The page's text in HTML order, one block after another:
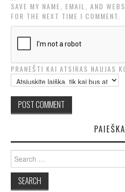
SAVE MY NAME, EMAIL, AND
FOR THE NEXT TIME I COMMENT.
PRANEŠTI KAI ATSIRAS NAUJAS
PAIEŠKA
for: